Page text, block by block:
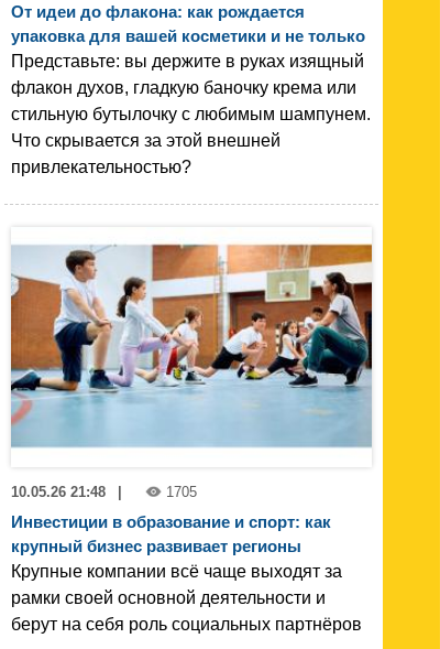
От идеи до флакона: как рождается
упаковка для вашей косметики и не только
Представьте: вы держите в руках изящный
флакон духов, гладкую баночку крема или
стильную бутылочку с любимым шампунем.
Что скрывается за этой внешней
привлекательностью?
10.05.26 21:48 1705
Инвестиции в образование и спорт: как
крупный бизнес развивает регионы
Крупные компании всё чаще выходят за
рамки своей основной деятельности и
берут на себя роль социальных партнёров